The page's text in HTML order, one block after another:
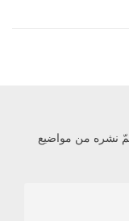
نشره من مواضيع